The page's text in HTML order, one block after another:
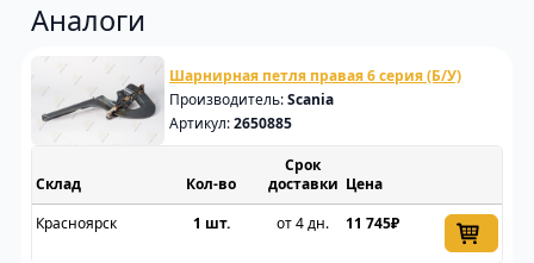
Аналоги
Шарнирная петля правая 6 серия (Б/У)
Производитель:Scania
Артикул:2650885
Склад
Срок
доставки Цена
Красноярск
1 шт. от 4 дн. 11 745₽